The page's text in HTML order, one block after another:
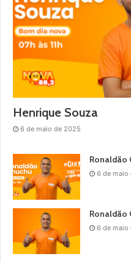
Henrique Souza
6 de maio de 2025
Ronaldão
6 de maio
Ronaldão
6 de maio